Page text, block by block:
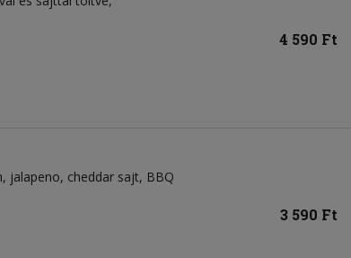
4 590 Ft
jalapeno cheddar sajt BBQ
3 590 Ft